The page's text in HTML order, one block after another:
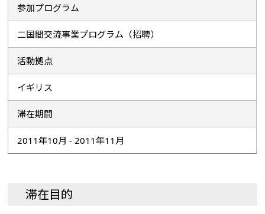
参加プログラム
二国間交流事業プログラム（招聘）
活動拠点
イギリス
滞在期間
2011年10月 - 2011年11月
滞在目的